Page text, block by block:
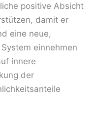
positive Absicht
damit er
eine neue,
einnehmen
innere
der